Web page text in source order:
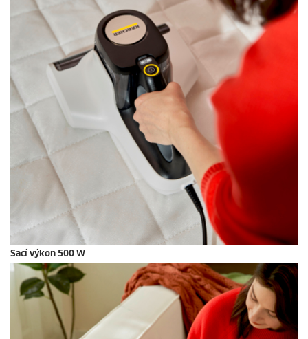
Sací výkon 500 W